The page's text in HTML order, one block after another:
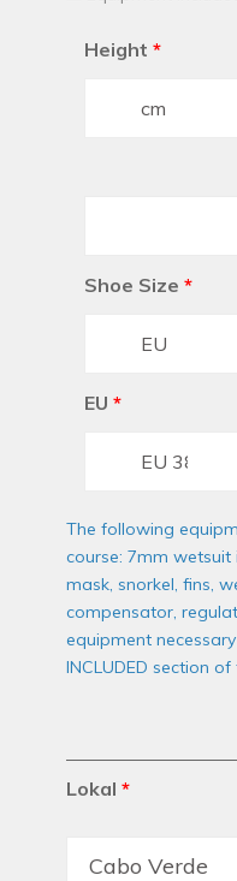
Height *
Shoe Size *
EU *
The following
course: 7mm
mask, snorkel, fins,
compensator,
equipment
INCLUDED section
Lokal *